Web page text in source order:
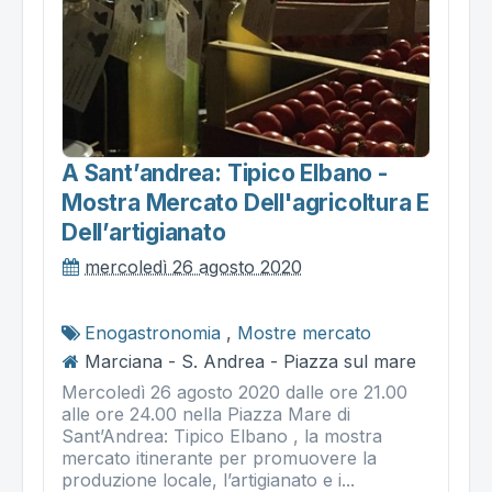
A Sant’andrea: Tipico Elbano -
Mostra Mercato Dell'agricoltura E
Dell’artigianato
mercoledì 26 agosto 2020
Enogastronomia , Mostre mercato
Marciana - S. Andrea - Piazza sul mare
Mercoledì 26 agosto 2020 dalle ore 21.00
alle ore 24.00 nella Piazza Mare di
Sant’Andrea: Tipico Elbano , la mostra
mercato itinerante per promuovere la
produzione locale, l’artigianato e i...